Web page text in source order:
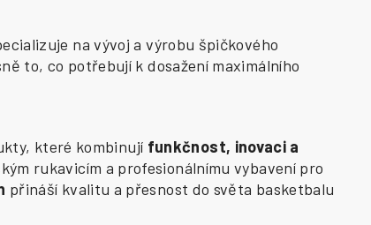
na vývoj a výrobu špičkového
to, co potřebují k dosažení maximálního
které kombinují funkčnost, inovaci a
rukavicím a profesionálnímu vybavení pro
přináší kvalitu a přesnost do světa basketbalu